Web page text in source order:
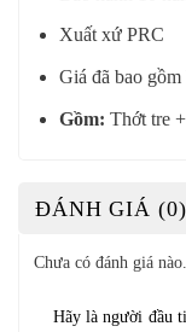
Xuất xứ PRC
Giá đã bao
Gồm: Thớt tre
ĐÁNH GIÁ (0)
Chưa có đánh giá nào.
Hãy là người đầu